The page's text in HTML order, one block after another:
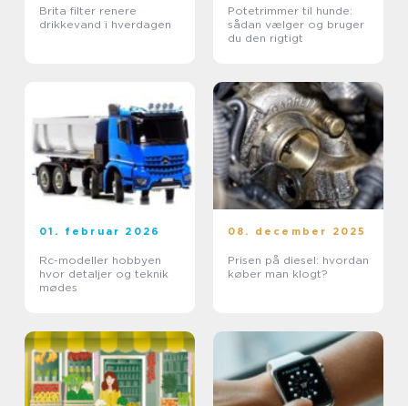
Brita filter renere
drikkevand i hverdagen
Potetrimmer til hunde:
sådan vælger og bruger
du den rigtigt
01. februar 2026
Rc-modeller hobbyen
hvor detaljer og teknik
mødes
08. december 2025
Prisen på diesel: hvordan
køber man klogt?